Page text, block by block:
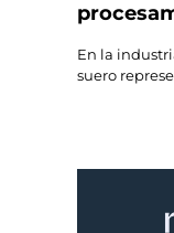
En la
suero